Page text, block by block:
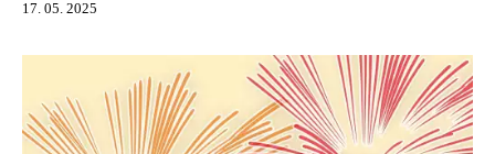
17. 05. 2025